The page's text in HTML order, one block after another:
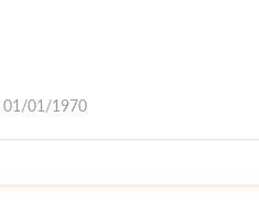
01/01/1970